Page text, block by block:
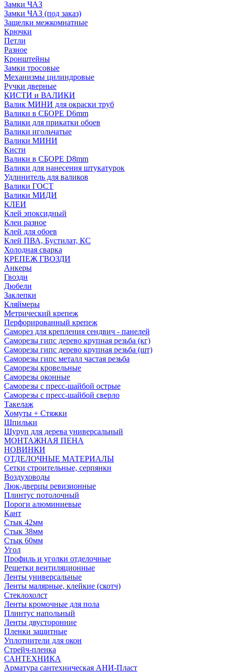
Замки ЧАЗ
Замки ЧАЗ (под заказ)
Защелки межкомнатные
Крючки
Петли
Разное
Кронштейны
Замки тросовые
Механизмы цилиндровые
Ручки дверные
КИСТИ и ВАЛИКИ
Валик МИНИ для окраски труб
Валики в СБОРЕ D6mm
Валики для прикатки обоев
Валики игольчатые
Валики МИНИ
Кисти
Валики в СБОРЕ D8mm
Валики для нанесения штукатурок
Удлинитель для валиков
Валики ГОСТ
Валики МИДИ
КЛЕИ
Клей эпоксидный
Клеи разное
Клей для обоев
Клей ПВА, Бустилат, КС
Холодная сварка
КРЕПЕЖ ГВОЗДИ
Анкеры
Гвозди
Дюбели
Заклепки
Кляймеры
Метрический крепеж
Перфорированный крепеж
Саморез для крепления сендвич - панелей
Саморезы гипс дерево крупная резьба (кг)
Саморезы гипс дерево крупная резьба (шт)
Саморезы гипс металл частая резьба
Саморезы кровельные
Саморезы оконные
Саморезы с пресс-шайбой острые
Саморезы с пресс-шайбой сверло
Такелаж
Хомуты + Стяжки
Шпильки
Шуруп для дерева универсальный
МОНТАЖНАЯ ПЕНА
НОВИНКИ
ОТДЕЛОЧНЫЕ МАТЕРИАЛЫ
Сетки строительные, серпянки
Воздуховоды
Люк-дверцы ревизионные
Плинтус потолочный
Пороги алюминиевые
Кант
Стык 42мм
Стык 38мм
Стык 60мм
Угол
Профиль и уголки отделочные
Решетки вентиляционные
Ленты универсальные
Ленты малярные, клейкие (скотч)
Стеклохолст
Ленты кромочные для пола
Плинтус напольный
Ленты двусторонние
Пленки защитные
Уплотнители для окон
Стрейч-пленка
САНТЕХНИКА
Арматура сантехническая АНИ-Пласт